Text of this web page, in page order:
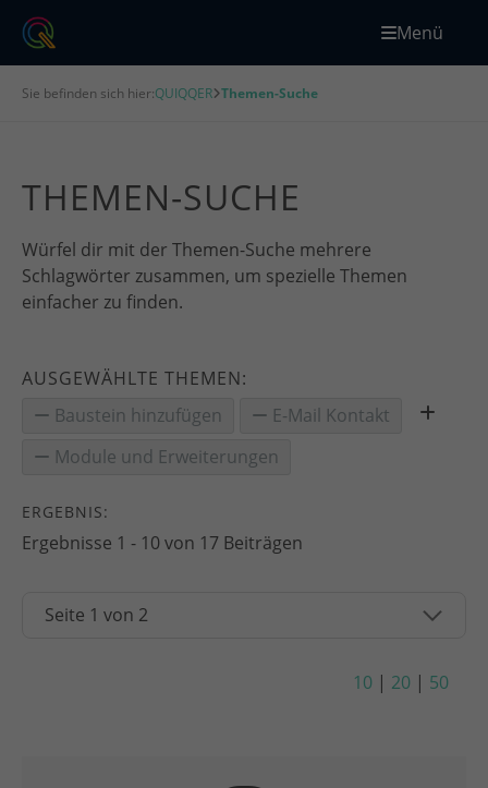
Menü
Sie befinden sich hier:QUIQQER Themen-Suche
THEMEN-SUCHE
Würfel dir mit der Themen-Suche mehrere
Schlagwörter zusammen, um spezielle Themen
einfacher zu finden.
AUSGEWÄHLTE THEMEN:
Baustein hinzufügen
E-Mail Kontakt
Module und Erweiterungen
ERGEBNIS:
Ergebnisse 1 - 10 von 17 Beiträgen
10 | 20 | 50